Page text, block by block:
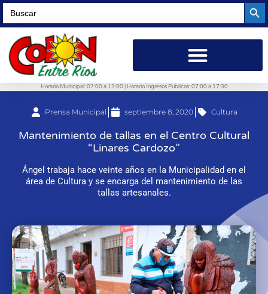
Search
for:
Horario Municipal: 07:00 a 13:00 | Horario Ingresos Públicos: 07:00 a 17:30
Prensa Municipal septiembre 8, 2020 Cultura
Mantenimiento de tallas en el Centro Cultural
“Linares Cardozo”
Ángel trabaja hace veinte años en la Municipalidad en el
área de Cultura y se encarga del mantenimiento de las
tallas artesanales.